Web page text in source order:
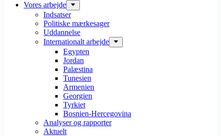
Vores arbejde
Indsatser
Politiske mærkesager
Uddannelse
Internationalt arbejde
Egypten
Jordan
Palæstina
Tunesien
Armenien
Georgien
Tyrkiet
Bosnien-Hercegovina
Analyser og rapporter
Aktuelt